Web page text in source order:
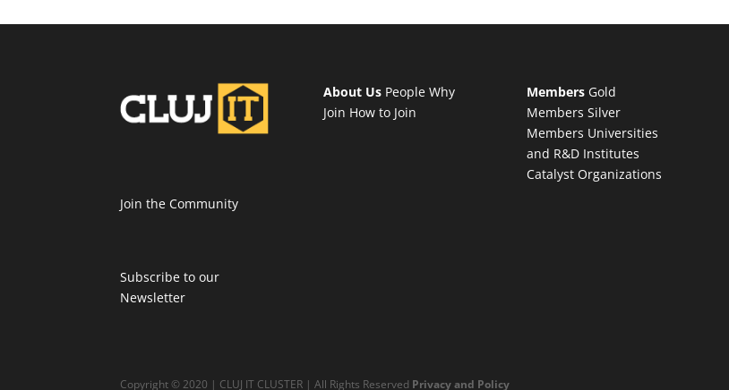
Join the Community
Subscribe to our
Newsletter
About Us People Why
Join How to Join
Members Gold
Members Silver
Members Universities
and R&D Institutes
Catalyst Organizations
Copyright © 2020 | CLUJ IT CLUSTER | All Rights Reserved Privacy and Policy